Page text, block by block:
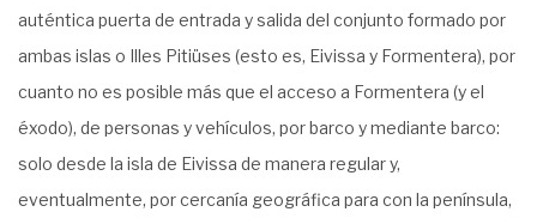
auténtica puerta de entrada y salida del conjunto formado por
ambas islas o Illes Pitiüses (esto es, Eivissa y Formentera), por
cuanto no es posible más que el acceso a Formentera (y el
éxodo), de personas y vehículos, por barco y mediante barco:
solo desde la isla de Eivissa de manera regular y,
eventualmente, por cercanía geográfica para con la península,